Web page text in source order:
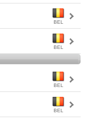
BEL
BEL
BEL
BEL